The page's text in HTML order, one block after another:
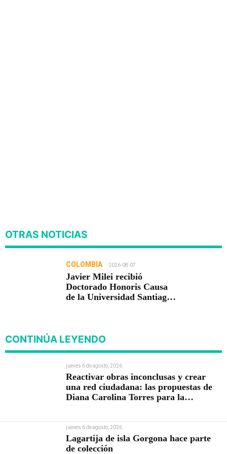
OTRAS NOTICIAS
COLOMBIA 2026-08-07
Javier Milei recibió
Doctorado Honoris Causa
de la Universidad Santiago
CONTINÚA LEYENDO
jueves 6 de agosto, 2026
Reactivar obras inconclusas y crear
una red ciudadana: las propuestas de
Diana Carolina Torres para la
jueves 6 de agosto, 2026
Lagartija de isla Gorgona hace parte
de colección